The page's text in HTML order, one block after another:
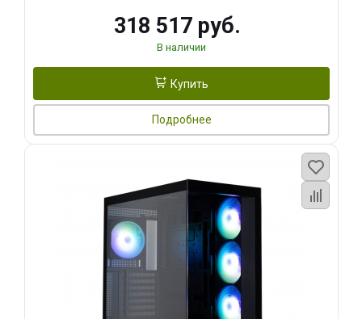
318 517 руб.
В наличии
Купить
Подробнее